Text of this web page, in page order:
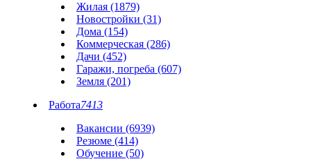
Жилая (1879)
Новостройки (31)
Дома (154)
Коммерческая (286)
Дачи (452)
Гаражи, погреба (607)
Земля (201)
Работа7413
Вакансии (6939)
Резюме (414)
Обучение (50)